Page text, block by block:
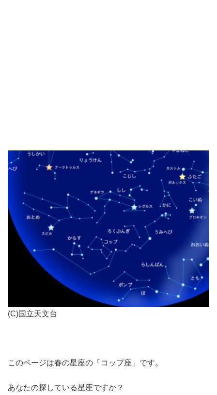
(C)国立天文台
このページは春の星座の「コップ座」です。
あなたの探している星座ですか？